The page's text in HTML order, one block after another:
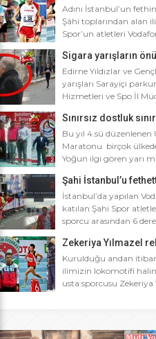
Adını İstanbul’un
Şâhi toplarından alan
Spor’un atletleri
Vodafone İstanbul Yarı
sporcusuyla katıldı.
metre yarışına
Sigara yarışların
Edirne Yıldızlar ve
yarışları Sarayiçi
Hizmetleri ve Spo İl
Birinciliği yarışları
ve yağmurlu bir
yoğun olması atletizm
Federasyonu İl […]
Sınırsız dostluk
Bu yıl 4.sü düzenlenen
Maratonu birçok
Yoğun ilgi gören yarı
Ali Soydan tarafından
branşta başarıdan
de […]
Şahi İstanbul’u
İstanbul’da yapılan
katılan Şahi Spor
sporcu arasından 6
spor, başarılarına bir
50’yi aşkın ülkeden 8
İstanbul Yarı
Zekeriya Yılmazel
OLİMPİYAT
Kurulduğu andan
ilimizin lokomotifi
usta sporcusu
başarılarına yenilerini